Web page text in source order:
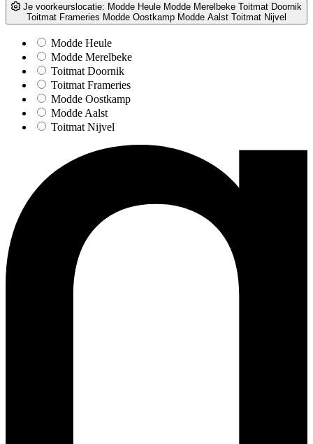
Je voorkeurslocatie: Modde Heule Modde Merelbeke Toitmat Doornik
Toitmat Frameries Modde Oostkamp Modde Aalst Toitmat Nijvel
Modde Heule
Modde Merelbeke
Toitmat Doornik
Toitmat Frameries
Modde Oostkamp
Modde Aalst
Toitmat Nijvel